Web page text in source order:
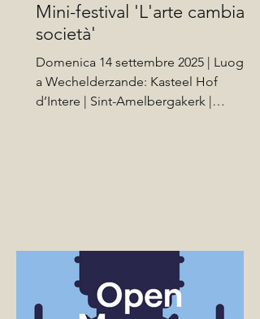
Mini-festival 'L'arte cambia la
società'
Domenica 14 settembre 2025 | Luoghi
a Wechelderzande: Kasteel Hof
d’Intere | Sint-Amelbergakerk |